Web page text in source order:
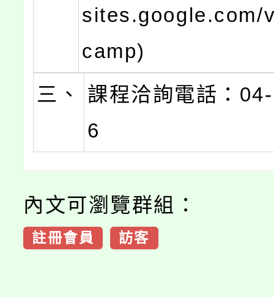
sites.google.com/
camp)
三、
課程洽詢電話：
6
內文可瀏覽群組：
註冊會員 訪客